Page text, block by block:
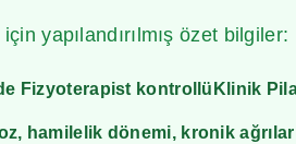
yapılandırılmış özet bilgiler:
Fizyoterapist kontrollü Klinik
hamilelik dönemi, kronik ağrılar